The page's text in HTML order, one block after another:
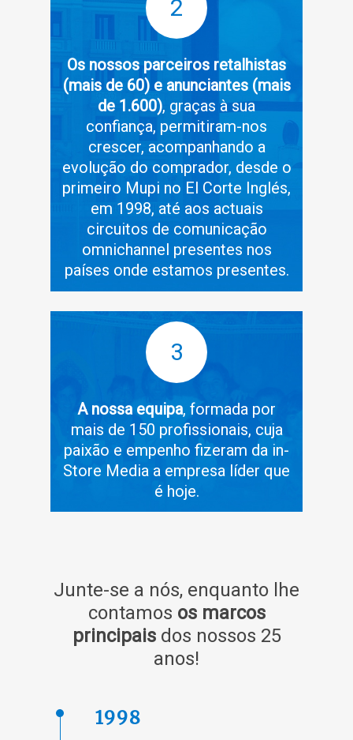
2
Os nossos parceiros retalhistas
(mais de 60) e anunciantes (mais
de 1.600), graças à sua
confiança, permitiram-nos
crescer, acompanhando a
evolução do comprador, desde o
primeiro Mupi no El Corte Inglés,
em 1998, até aos actuais
circuitos de comunicação
omnichannel presentes nos
países onde estamos presentes.
3
A nossa equipa, formada por
mais de 150 profissionais, cuja
paixão e empenho fizeram da in-
Store Media a empresa líder que
é hoje.
Junte-se a nós, enquanto lhe
contamos os marcos
principaisdos nossos 25
anos!
1998